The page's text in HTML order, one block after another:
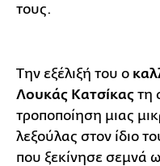
τους.
Την εξέλιξή του ο
Λουκάς Κατσίκας τη
τροποποίηση μιας
λεξούλας στον ίδιο
που ξεκίνησε σεμνά